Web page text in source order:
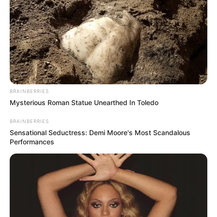
Alcaldía de Bogotá
Robo de bicicletas en Bogotá
Por:
Sophia Salamanca Gómez
Septiembre 23, 2025
BRAINBERRIES
Mysterious Roman Statue Unearthed In Toledo
BRAINBERRIES
Sensational Seductress: Demi Moore's Most Scandalous
Performances